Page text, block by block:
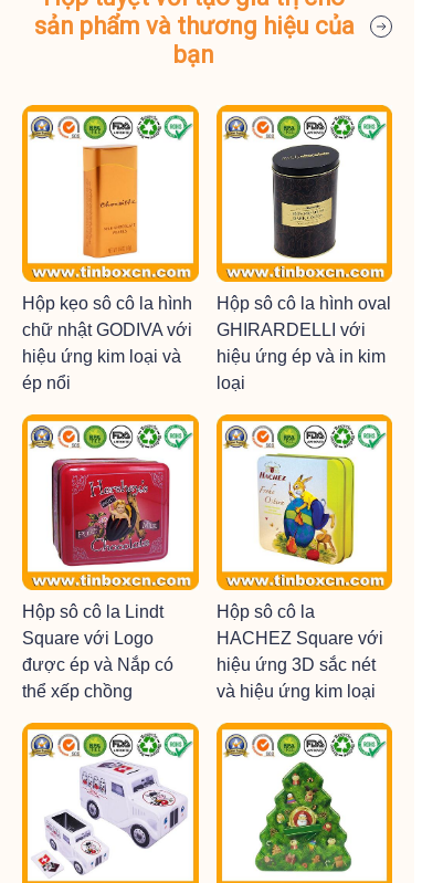
sản phẩm và thương hiệu của
bạn
Hộp kẹo sô cô la hình
chữ nhật GODIVA với
hiệu ứng kim loại và
ép nổi
Hộp sô cô la hình oval
GHIRARDELLI với
hiệu ứng ép và in kim
loại
Hộp sô cô la Lindt
Square với Logo
được ép và Nắp có
thể xếp chồng
Hộp sô cô la
HACHEZ Square với
hiệu ứng 3D sắc nét
và hiệu ứng kim loại